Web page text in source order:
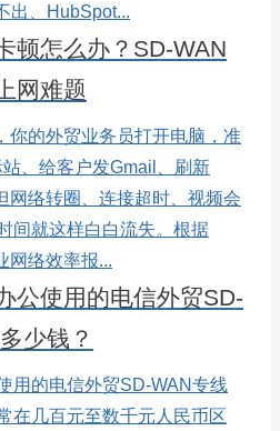
出、HubSpot...
顿怎么办？SD-WAN
网难题
你的外贸业务员打开电脑，准
、给客户发Gmail、刷新
络转圈、连接超时、视频会
间就这样白白流失。根据
网络效率报...
公使用的电信外贸SD-
少钱？
用的电信外贸SD-WAN专线
在几百元至数千元人民币区